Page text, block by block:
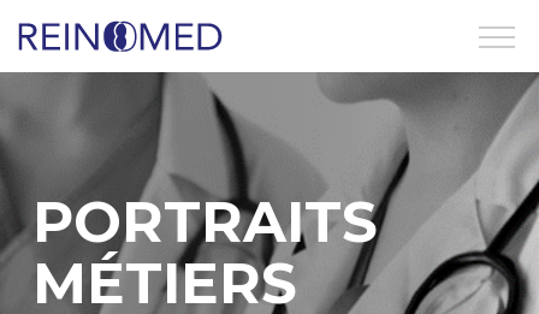
PORTRAITS
MÉTIERS